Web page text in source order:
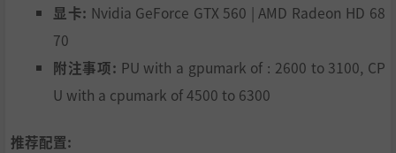
显卡: Nvidia GeForce GTX 560 | AMD Radeon HD 68
70
附注事项: PU with a gpumark of : 2600 to 3100, CP
U with a cpumark of 4500 to 6300
推荐配置: